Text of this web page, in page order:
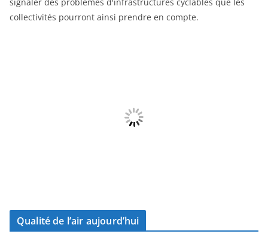
collectivités pourront ainsi prendre en compte.
Qualité de l’air aujourd’hui